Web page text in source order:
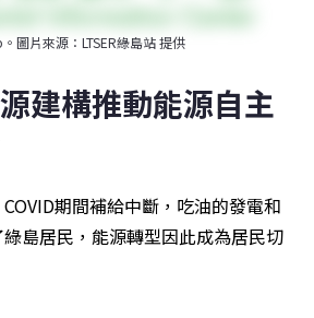
圖片來源：LTSER綠島站 提供
建構推動能源自主
期間補給中斷，吃油的發電和
島居民，能源轉型因此成為居民切